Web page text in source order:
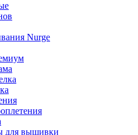
Nurge
для вышивки